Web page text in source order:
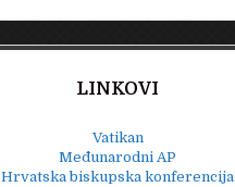
LINKOVI
Vatikan
Međunarodni AP
Hrvatska biskupska konferencija